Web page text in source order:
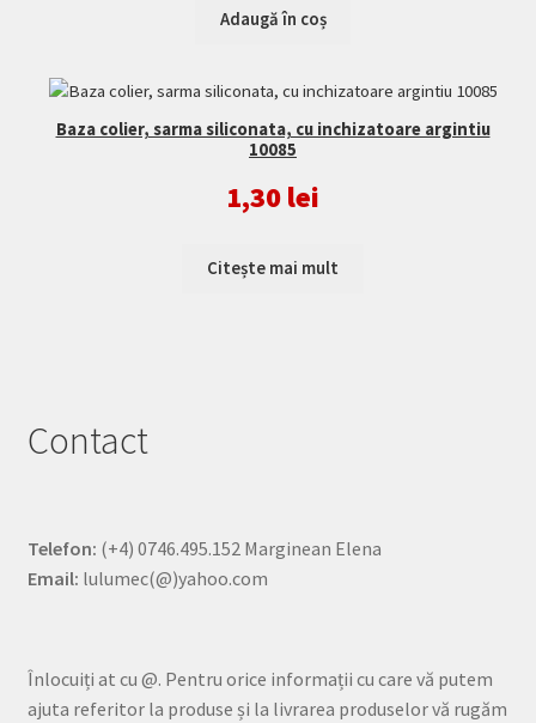
Adaugă în coș
Baza colier, sarma siliconata, cu inchizatoare argintiu
10085
1,30lei
Citește mai mult
Contact
Telefon: (+4) 0746.495.152 Marginean Elena
Email: lulumec(@)yahoo.com
Înlocuiți at cu @. Pentru orice informații cu care vă putem
ajuta referitor la produse și la livrarea produselor vă rugăm